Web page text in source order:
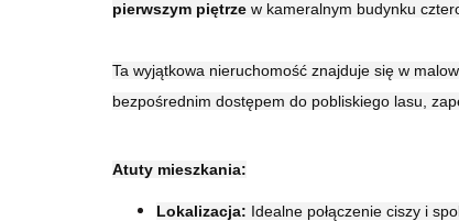
pierwszym piętrze w kameralnym budynku
Ta wyjątkowa nieruchomość znajduje się w
bezpośrednim dostępem do pobliskiego lasu,
Atuty mieszkania:
Lokalizacja: Idealne połączenie ciszy i